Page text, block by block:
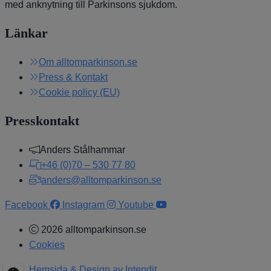
med anknytning till Parkinsons sjukdom.
Länkar
Om alltomparkinson.se
Press & Kontakt
Cookie policy (EU)
Presskontakt
Anders Stålhammar
+46 (0)70 – 530 77 80
anders@alltomparkinson.se
Facebook Instagram Youtube
2026 alltomparkinson.se
Cookies